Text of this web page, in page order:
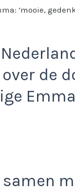
‘mooie,
de